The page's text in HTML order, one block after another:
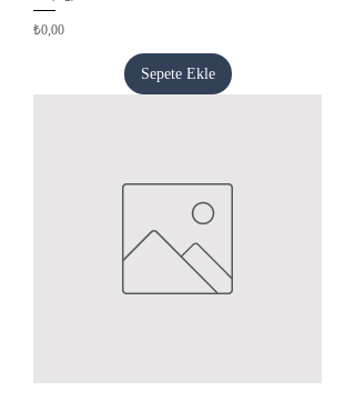
Fiyat
₺0,00
Sepete Ekle